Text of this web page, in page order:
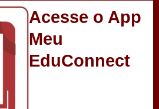
Acesse o App
Meu
EduConnect